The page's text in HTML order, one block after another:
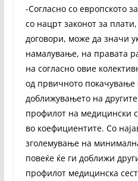
-Согласно со европското
со нацрт законот за
договори, може да значи
намалување, на правата
на согласно овие
од првичното
доближувањето на
профилот на медицински
во коефициентите. Со
зголемување на
повеќе ќе ги доближи
профилот медицинска